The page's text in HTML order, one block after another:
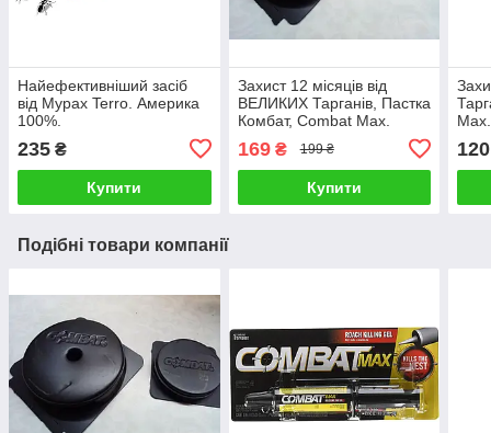
Найефективніший засіб
від Мурах Terro. Америка
100%.
235 ₴
Купити
Захист 12 місяців від
ВЕЛИКИХ Тарганів, Пастка
Комбат, Combat Max.
169₴ 199 ₴
Купити
120
Подібні товари компанії